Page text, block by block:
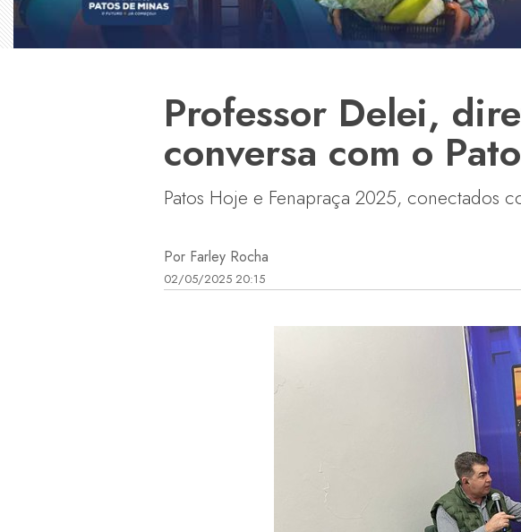
Professor Delei,
conversa com o
Patos Hoje e Fenapraça 2025, conectados
Por Farley Rocha
02/05/2025 20:15